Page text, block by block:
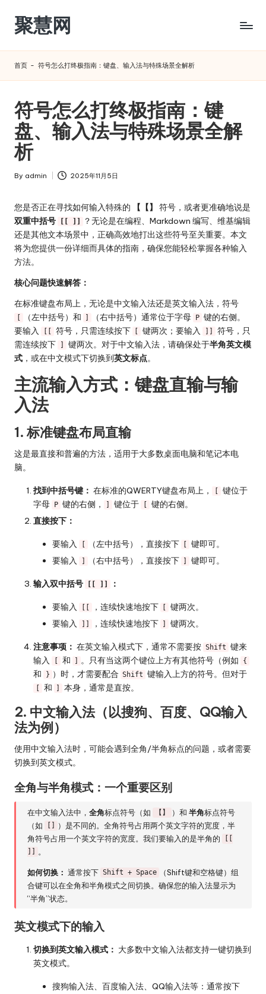
Skip
content
聚慧网
首页 - 符号怎么打终极指南：键盘、输入法与特殊场景全解析
符号怎么打终极指南：键
盘、输入法与特殊场景全解
析
Posted
By admin 2025年11月5日
您是否正在寻找如何输入特殊的 【【】
符号，或者更准确地说是
双重中括号
[[ ]]
？无论是在编程、Markdown 编写、维基编辑
还是其他文本场景中，正确高效地打出这些符号至关重要。本文
将为您提供一份详细而具体的指南，确保您能轻松掌握各种输入
方法。
核心问题快速解答：
在标准键盘布局上，无论是中文输入法还是英文输入法，符号
[ （左中括号）和 ] （右中括号）通常位于字母 P 键的右侧。
要输入
[[ 符号，只需连续按下 [ 键两次；要输入 ]]
符号，只
需连续按下
] 键两次。对于中文输入法，请确保处于半角英文模
式 ，或在中文模式下切换到英文标点。
主流输入方式：键盘直输与输
入法
1. 标准键盘布局直输
这是最直接和普遍的方法，适用于大多数桌面电脑和笔记本电
脑。
找到中括号键： 在标准的QWERTY键盘布局上， [ 键位于
字母 P 键的右侧， ] 键位于 [ 键的右侧。
直接按下：
要输入 （左中括号），直接按下
键即可。
要输入
（右中括号），直接按下 键即可。
输入双中括号 ：
要输入 ，连续快速地按下
键两次。
要输入
，连续快速地按下 键两次。
注意事项： 在英文输入模式下，通常不需要按 Shift 键来
输入
和 。只有当这两个键位上方有其他符号（例如 {
和 } ）时，才需要配合 Shift 键输入上方的符号。但对于
和 本身，通常是直按。
2. 中文输入法（以搜狗、百度、QQ输入
法为例）
使用中文输入法时，可能会遇到全角/半角标点的问题，或者需要
切换到英文模式。
全角与半角模式：一个重要区别
在中文输入法中，全角标点符号（如 【】 ）和半角标点符号
（如
）是不同的。全角符号占用两个英文字符的宽度，半
角符号占用一个英文字符的宽度。我们要输入的是半角的
。
如何切换： 通常按下 Shift + Space
（Shift键和空格键）组
合键可以在全角和半角模式之间切换。确保您的输入法显示为
“半角”状态。
英文模式下的输入
切换到英文输入模式： 大多数中文输入法都支持一键切换到
英文模式。
搜狗输入法、百度输入法、QQ输入法等：通常按下